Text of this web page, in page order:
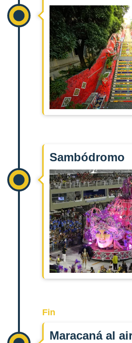
Sambódromo
Fin
Maracaná al